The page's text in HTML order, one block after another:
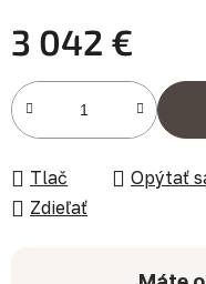
3 042 €
Jednotková cena:
Tlač Opýtať
Zdieľať